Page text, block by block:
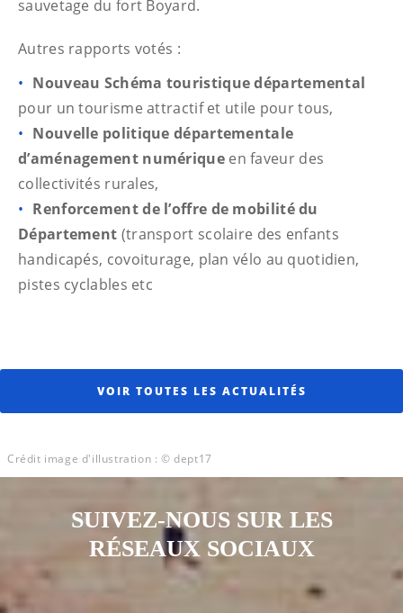
sauvetage du fort Boyard.
Autres rapports votés :
Nouveau Schéma touristique départemental
pour un tourisme attractif et utile pour tous,
Nouvelle politique départementale
d’aménagement numériqueen faveur des
collectivités rurales,
Renforcement de l’offre de mobilité du
Département (transport scolaire des enfants
handicapés, covoiturage, plan vélo au quotidien,
pistes cyclables etc
VOIR TOUTES LES ACTUALITÉS
Crédit image d'illustration : © dept17
SUIVEZ-NOUS SUR LES
RÉSEAUX SOCIAUX